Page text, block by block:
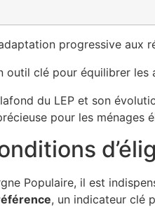
progressive aux
outil clé pour équilibrer
du LEP et son
pour les ménages
Populaire, il est
, un indicateur clé